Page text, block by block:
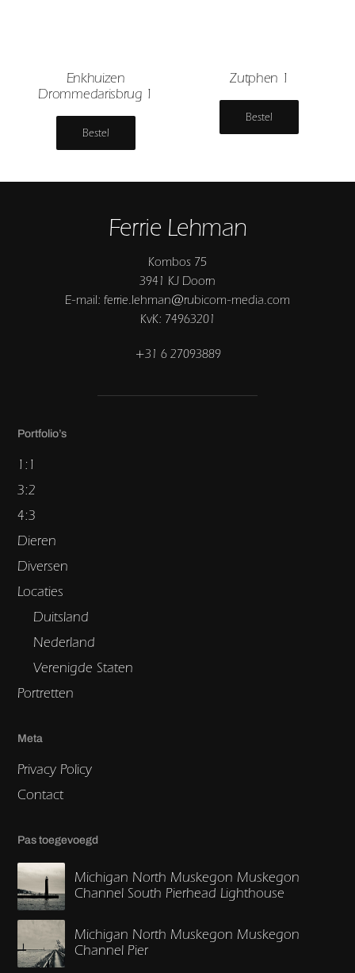
Enkhuizen
Drommedarisbrug 1
Bestel
Zutphen 1
Bestel
Ferrie Lehman
Kombos 75
3941 KJ Doorn
E-mail: ferrie.lehman@rubicom-media.com
KvK: 74963201
+31 6 27093889
Portfolio’s
1:1
3:2
4:3
Dieren
Diversen
Locaties
Duitsland
Nederland
Verenigde Staten
Portretten
Meta
Privacy Policy
Contact
Pas toegevoegd
Michigan North Muskegon Muskegon
Channel South Pierhead Lighthouse
Michigan North Muskegon Muskegon
Channel Pier